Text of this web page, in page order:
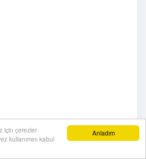
Anladım
için çerezler
kullanımını kabul